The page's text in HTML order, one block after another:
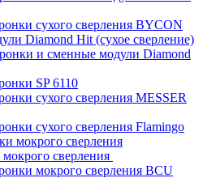
сухого сверления BYCON
Diamond Hit (сухое сверление)
и сменные модули Diamond
SP 6110
сухого сверления MESSER
сухого сверления Flamingo
сверления
мокрого сверления BCU